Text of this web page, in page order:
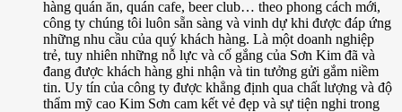
hàng quán ăn, quán cafe, beer club… theo phong cách mới,
công ty chúng tôi luôn sẵn sàng và vinh dự khi được đáp ứng
những nhu cầu của quý khách hàng. Là một doanh nghiệp
trẻ, tuy nhiên những nỗ lực và cố gắng của Sơn Kim đã và
đang được khách hàng ghi nhận và tin tưởng gửi gắm niềm
tin. Uy tín của công ty được khẳng định qua chất lượng và độ
thẩm mỹ cao Kim Sơn cam kết vẻ đẹp và sự tiện nghi trong